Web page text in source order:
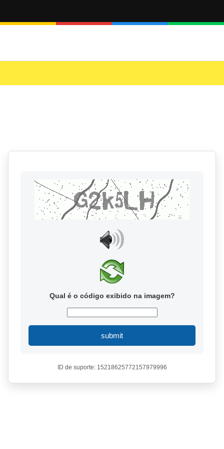
Qual é o código exibido na imagem?
submit
ID de suporte: 15218625772157979996